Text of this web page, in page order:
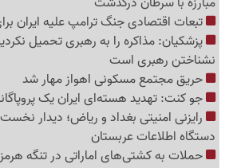
تبعات اقتصادی جنگ ترامپ علیه ایران
پزشکیان: مذاکره را به رهبری تحمیل
نشناختن رهبری است
حریق مجتمع مسکونی اهواز مهار شد
جو کنت: تهدید هسته‌ای ایران یک
رایزنی امنیتی بغداد و ریاض؛ دیدار
دستگاه اطلاعات عربستان
حملات به کشتی‌های اماراتی در تنگه هرمز